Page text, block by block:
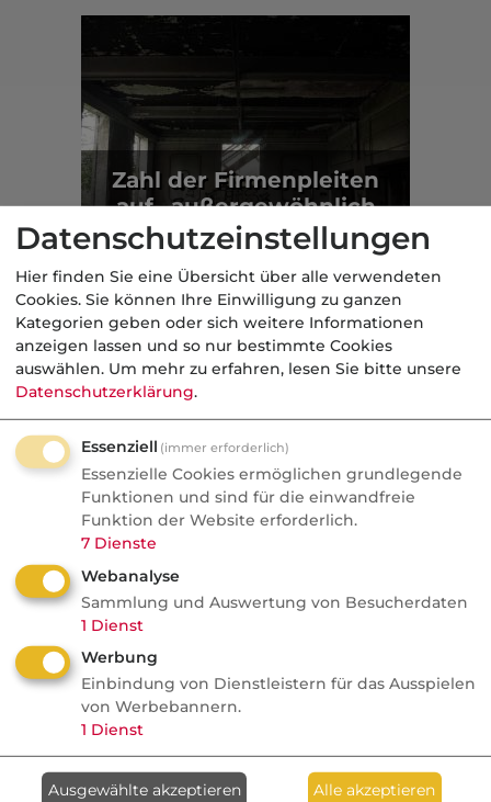
Zahl der Firmenpleiten
auf „außergewöhnlich
hohem Niveau“
Inflation
Aus der dvb-Redaktion
Politik
Nachrichten
"Das Außensteuergesetz ist
einzig und allein da, um dich
zu bestrafen"
Dreistelliger Millionenbescheid aus Liebe:
Steuerexperte Philip Nürnberg über
Wegzug, Flickschusterei und die Grenzen
der KI. Im Podcast For Professional
Investors Only mit Christoph Fröhlich.
Datenschutzeinstellungen
Hier finden Sie eine Übersicht über alle verwendeten
Cookies. Sie können Ihre Einwilligung zu ganzen
Kategorien geben oder sich weitere Informationen
anzeigen lassen und so nur bestimmte Cookies
auswählen. Um mehr zu erfahren, lesen Sie bitte unsere
Datenschutzerklärung.
Essenziell (immer erforderlich)
Essenzielle Cookies ermöglichen grundlegende
Funktionen und sind für die einwandfreie
Funktion der Website erforderlich.
7 Dienste
Webanalyse
Sammlung und Auswertung von Besucherdaten
1 Dienst
Werbung
Einbindung von Dienstleistern für das Ausspielen
von Werbebannern.
1 Dienst
Ausgewählte akzeptieren Alle akzeptieren